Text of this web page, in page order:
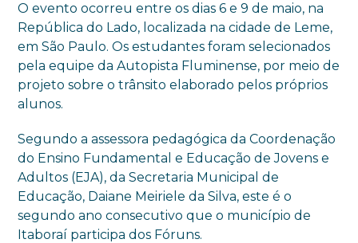
O evento ocorreu entre os dias 6 e 9 de maio, na
República do Lado, localizada na cidade de Leme,
em São Paulo. Os estudantes foram selecionados
pela equipe da Autopista Fluminense, por meio de
projeto sobre o trânsito elaborado pelos próprios
alunos.
Segundo a assessora pedagógica da Coordenação
do Ensino Fundamental e Educação de Jovens e
Adultos (EJA), da Secretaria Municipal de
Educação, Daiane Meiriele da Silva, este é o
segundo ano consecutivo que o município de
Itaboraí participa dos Fóruns.